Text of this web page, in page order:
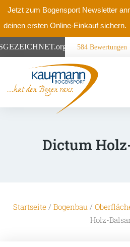
Jetzt zum Bogensport Newsletter
deinen ersten Online-Einkauf sichern.
.org 584 Bewertungen
Dictum
Startseite / Bogenbau/
Holz-